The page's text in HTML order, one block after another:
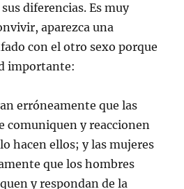
diferencias. Es muy
aparezca una
con el otro sexo porque
importante:
erróneamente que las
comuniquen y reaccionen
hacen ellos; y las mujeres
que los hombres
y respondan de la